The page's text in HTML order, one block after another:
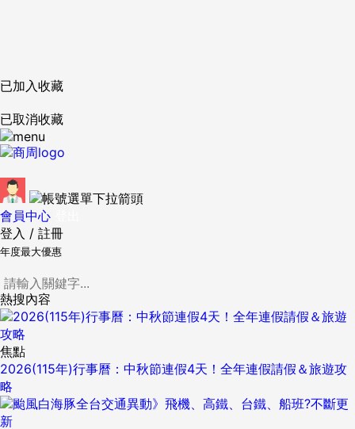
已加入收藏
已取消收藏
會員中心
登入 / 註冊
年度最大優惠
熱搜內容
焦點
2026(115年)行事曆：中秋節連假4天！全年連假請假＆旅遊攻
略